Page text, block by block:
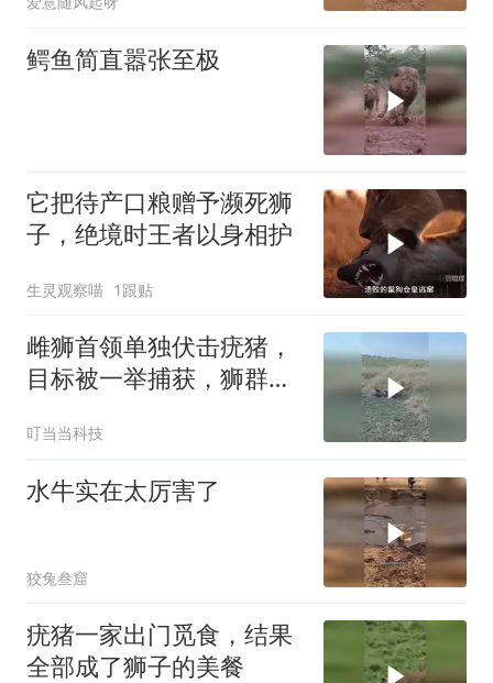
鳄鱼简直嚣张至极
它把待产口粮赠予濒死狮
子，绝境时王者以身相护
生灵观察喵 1跟贴
雌狮首领单独伏击疣猪，
目标被一举捕获，狮群里
叮当当科技
水牛实在太厉害了
狡兔叁窟
疣猪一家出门觅食，结果
全部成了狮子的美餐